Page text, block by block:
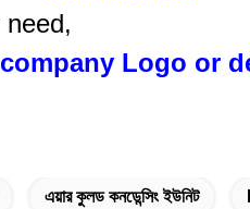
Logo or
এয়ার কুলড কনডেন্সিং ইউনিট